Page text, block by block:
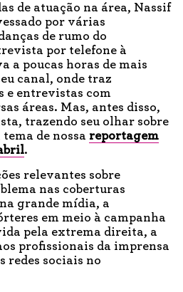
de atuação na área, Nassif
por várias
de rumo do
por telefone à
a poucas horas de mais
canal, onde traz
e entrevistas com
áreas. Mas, antes disso,
trazendo seu olhar sobre
de nossa reportagem
.
relevantes sobre
nas coberturas
grande mídia, a
em meio à campanha
pela extrema direita, a
profissionais da imprensa
redes sociais no